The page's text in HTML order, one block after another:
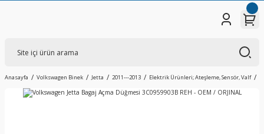
Anasayfa Volkswagen Binek Jetta 2011---2013 Elektrik Ürünleri; Ateşleme, Sensör, Valf